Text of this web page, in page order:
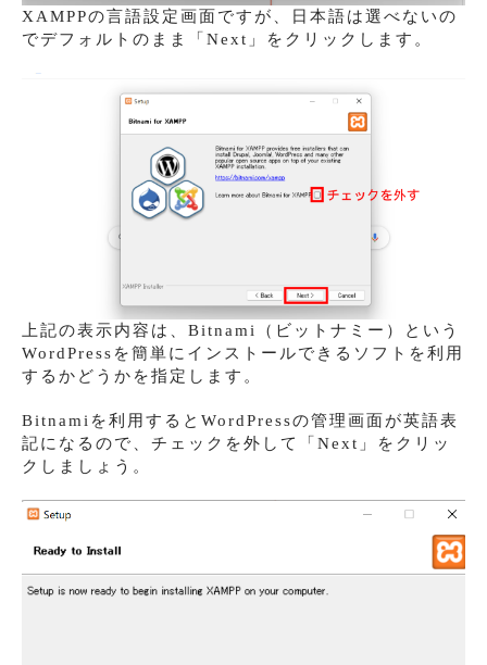
XAMPPの言語設定画面ですが、日本語は選べないの
でデフォルトのまま「Next」をクリックします。
上記の表示内容は、Bitnami（ビットナミー）という
WordPressを簡単にインストールできるソフトを利用
するかどうかを指定します。
Bitnamiを利用するとWordPressの管理画面が英語表
記になるので、チェックを外して「Next」をクリッ
クしましょう。